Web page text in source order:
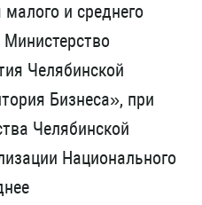
и среднего
Челябинской
Бизнеса», при
Челябинской
Национального